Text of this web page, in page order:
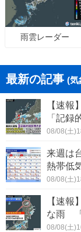
雨雲レーダー
最新の記事 (気
【速
「記録
08/08(土
来週は
熱帯低
08/08(土
【速報
な雨
08/08(土